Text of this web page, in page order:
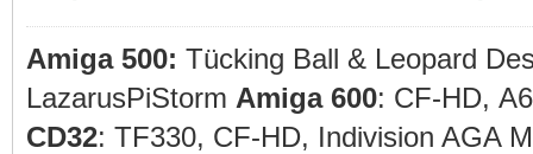
Amiga 500: Tücking Ball & Leopard
LazarusPiStorm Amiga 600: CF-HD,
CD32: TF330, CF-HD, Indivision AGA